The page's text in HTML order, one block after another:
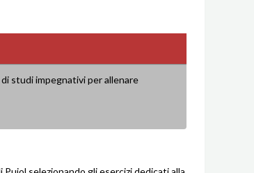
studi impegnativi per allenare